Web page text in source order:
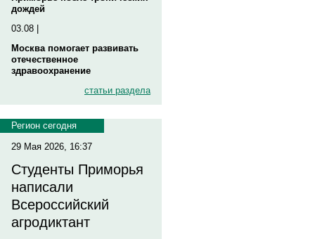
дождей
03.08 |
Москва помогает развивать
отечественное
здравоохранение
статьи раздела
Регион сегодня
29 Мая 2026, 16:37
Студенты Приморья
написали
Всероссийский
агродиктант